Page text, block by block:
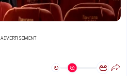
ADVERTISEMENT
ಅ ಅ